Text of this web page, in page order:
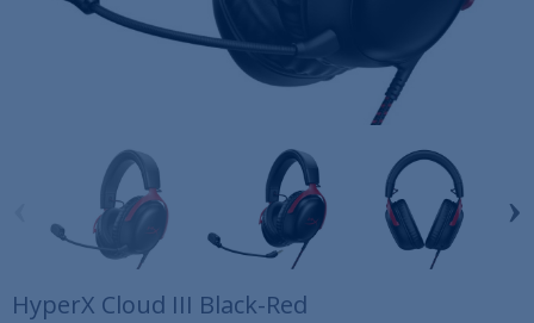
›
HyperX Cloud III Black-Red